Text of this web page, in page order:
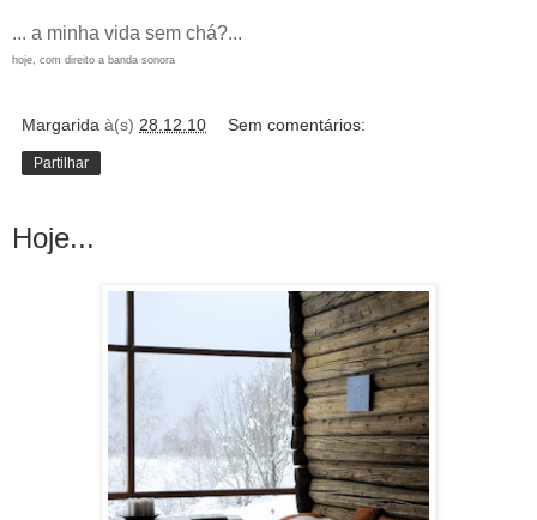
... a minha vida sem chá?...
hoje, com direito a banda sonora
Margarida à(s) 28.12.10 Sem comentários:
Partilhar
Hoje...